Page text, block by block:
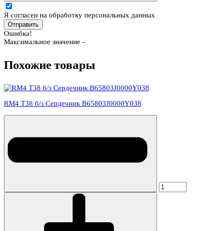
Я согласен на обработку персональных данных
Отправить
Ошибка!
Максимальное значение -
Похожие товары
RM4 T38 б/з Сердечник B65803J0000Y038